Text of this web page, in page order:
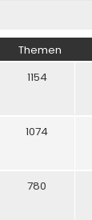
Themen
1154
1074
780